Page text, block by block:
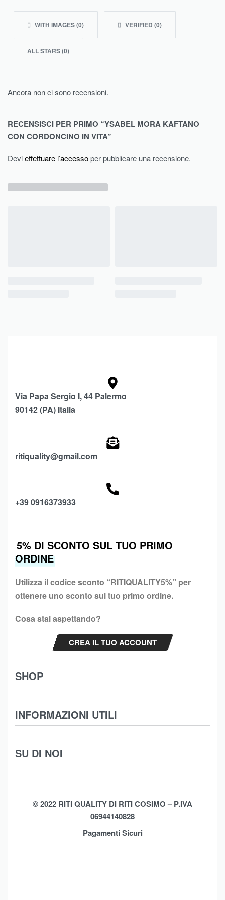
WITH IMAGES (0) VERIFIED (0)
ALL STARS (0)
Ancora non ci sono recensioni.
RECENSISCI PER PRIMO “YSABEL MORA KAFTANO
CON CORDONCINO IN VITA”
Devieffettuare l’accessoper pubblicare una recensione.
Via Papa Sergio I, 44 Palermo
90142 (PA) Italia
ritiquality@gmail.com
+39 0916373933
SHOP
Abbigliamento
Intimo
Moda Mare
SU DI NOI
Shop
INFORMAZIONI UTILI
Termini e Condizioni
Spedizioni
Privacy Policy
5% DI SCONTO SUL TUO PRIMO
ORDINE
Utilizza il codice sconto “RITIQUALITY5%” per
ottenere uno sconto sul tuo primo ordine.
Cosa stai aspettando?
CREA IL TUO ACCOUNT
© 2022 RITI QUALITY DI RITI COSIMO – P.IVA
06944140828
Pagamenti Sicuri